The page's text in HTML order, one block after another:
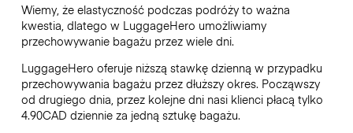
Wiemy, że elastyczność podczas podróży to ważna
kwestia, dlatego w LuggageHero umożliwiamy
przechowywanie bagażu przez wiele dni.
LuggageHero oferuje niższą stawkę dzienną w przypadku
przechowywania bagażu przez dłuższy okres. Począwszy
od drugiego dnia, przez kolejne dni nasi klienci płacą tylko
4.90CAD dziennie za jedną sztukę bagażu.